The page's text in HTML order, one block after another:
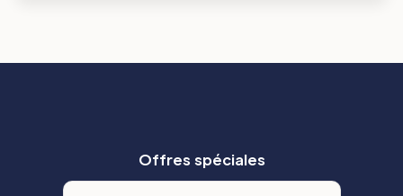
Offres spéciales